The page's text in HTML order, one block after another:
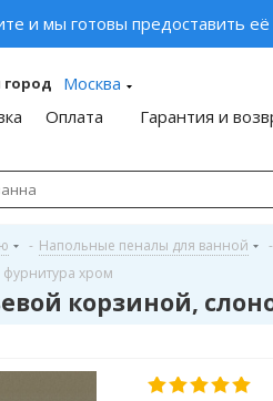
и мы готовы предоставить
Москва
Оплата Гарантия и
- Напольные пеналы для ванной -
фурнитура хром
корзиной,